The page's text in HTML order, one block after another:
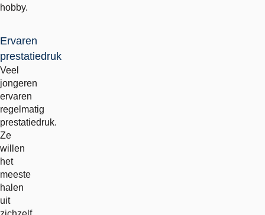
hobby.
Ervaren
prestatiedruk
Veel
jongeren
ervaren
regelmatig
prestatiedruk.
Ze
willen
het
meeste
halen
uit